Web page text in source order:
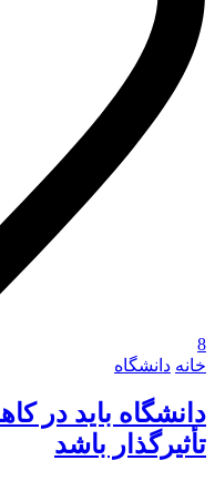
8
خانه دانشگاه
دانشگاه باید در
تأثیرگذار باشد